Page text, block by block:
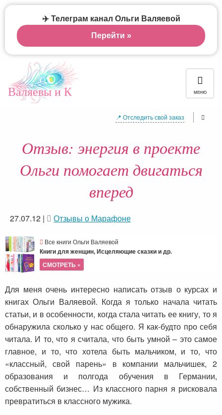
Валяевы и К МЕНЮ
📍 Отследить свой заказ
Отзыв: энергия в проекте
Ольги помогает двигаться
вперед
27.07.12 | Отзывы о Марафоне
Все книги Ольги Валяевой
Книги для женщин, Исцеляющие сказки и др.
СМОТРЕТЬ »
Для меня очень интересно написать отзыв о курсах и
книгах Ольги Валяевой. Когда я только начала читать
статьи, и в особенности, когда стала читать ее книгу, то я
обнаружила сколько у нас общего. Я как-будто про себя
читала. И то, что я считала, что быть умной – это самое
главное, и то, что хотела быть мальчиком, и то, что
«классный, свой парень» в компании мальчишек, 2
образования и полгода обучения в Германии,
собственный бизнес… Из классного парня я рисковала
превратиться в классного мужика.
✈️ Телеграм канал Ольги Валяевой
Перейти »